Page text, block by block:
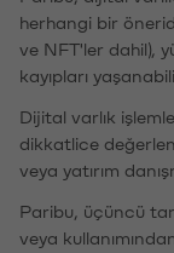
herhangi bir
ve NFT'ler dahil),
kayıpları
Dijital varlık
dikkatlice
veya yatırım
Paribu, üçüncü
veya